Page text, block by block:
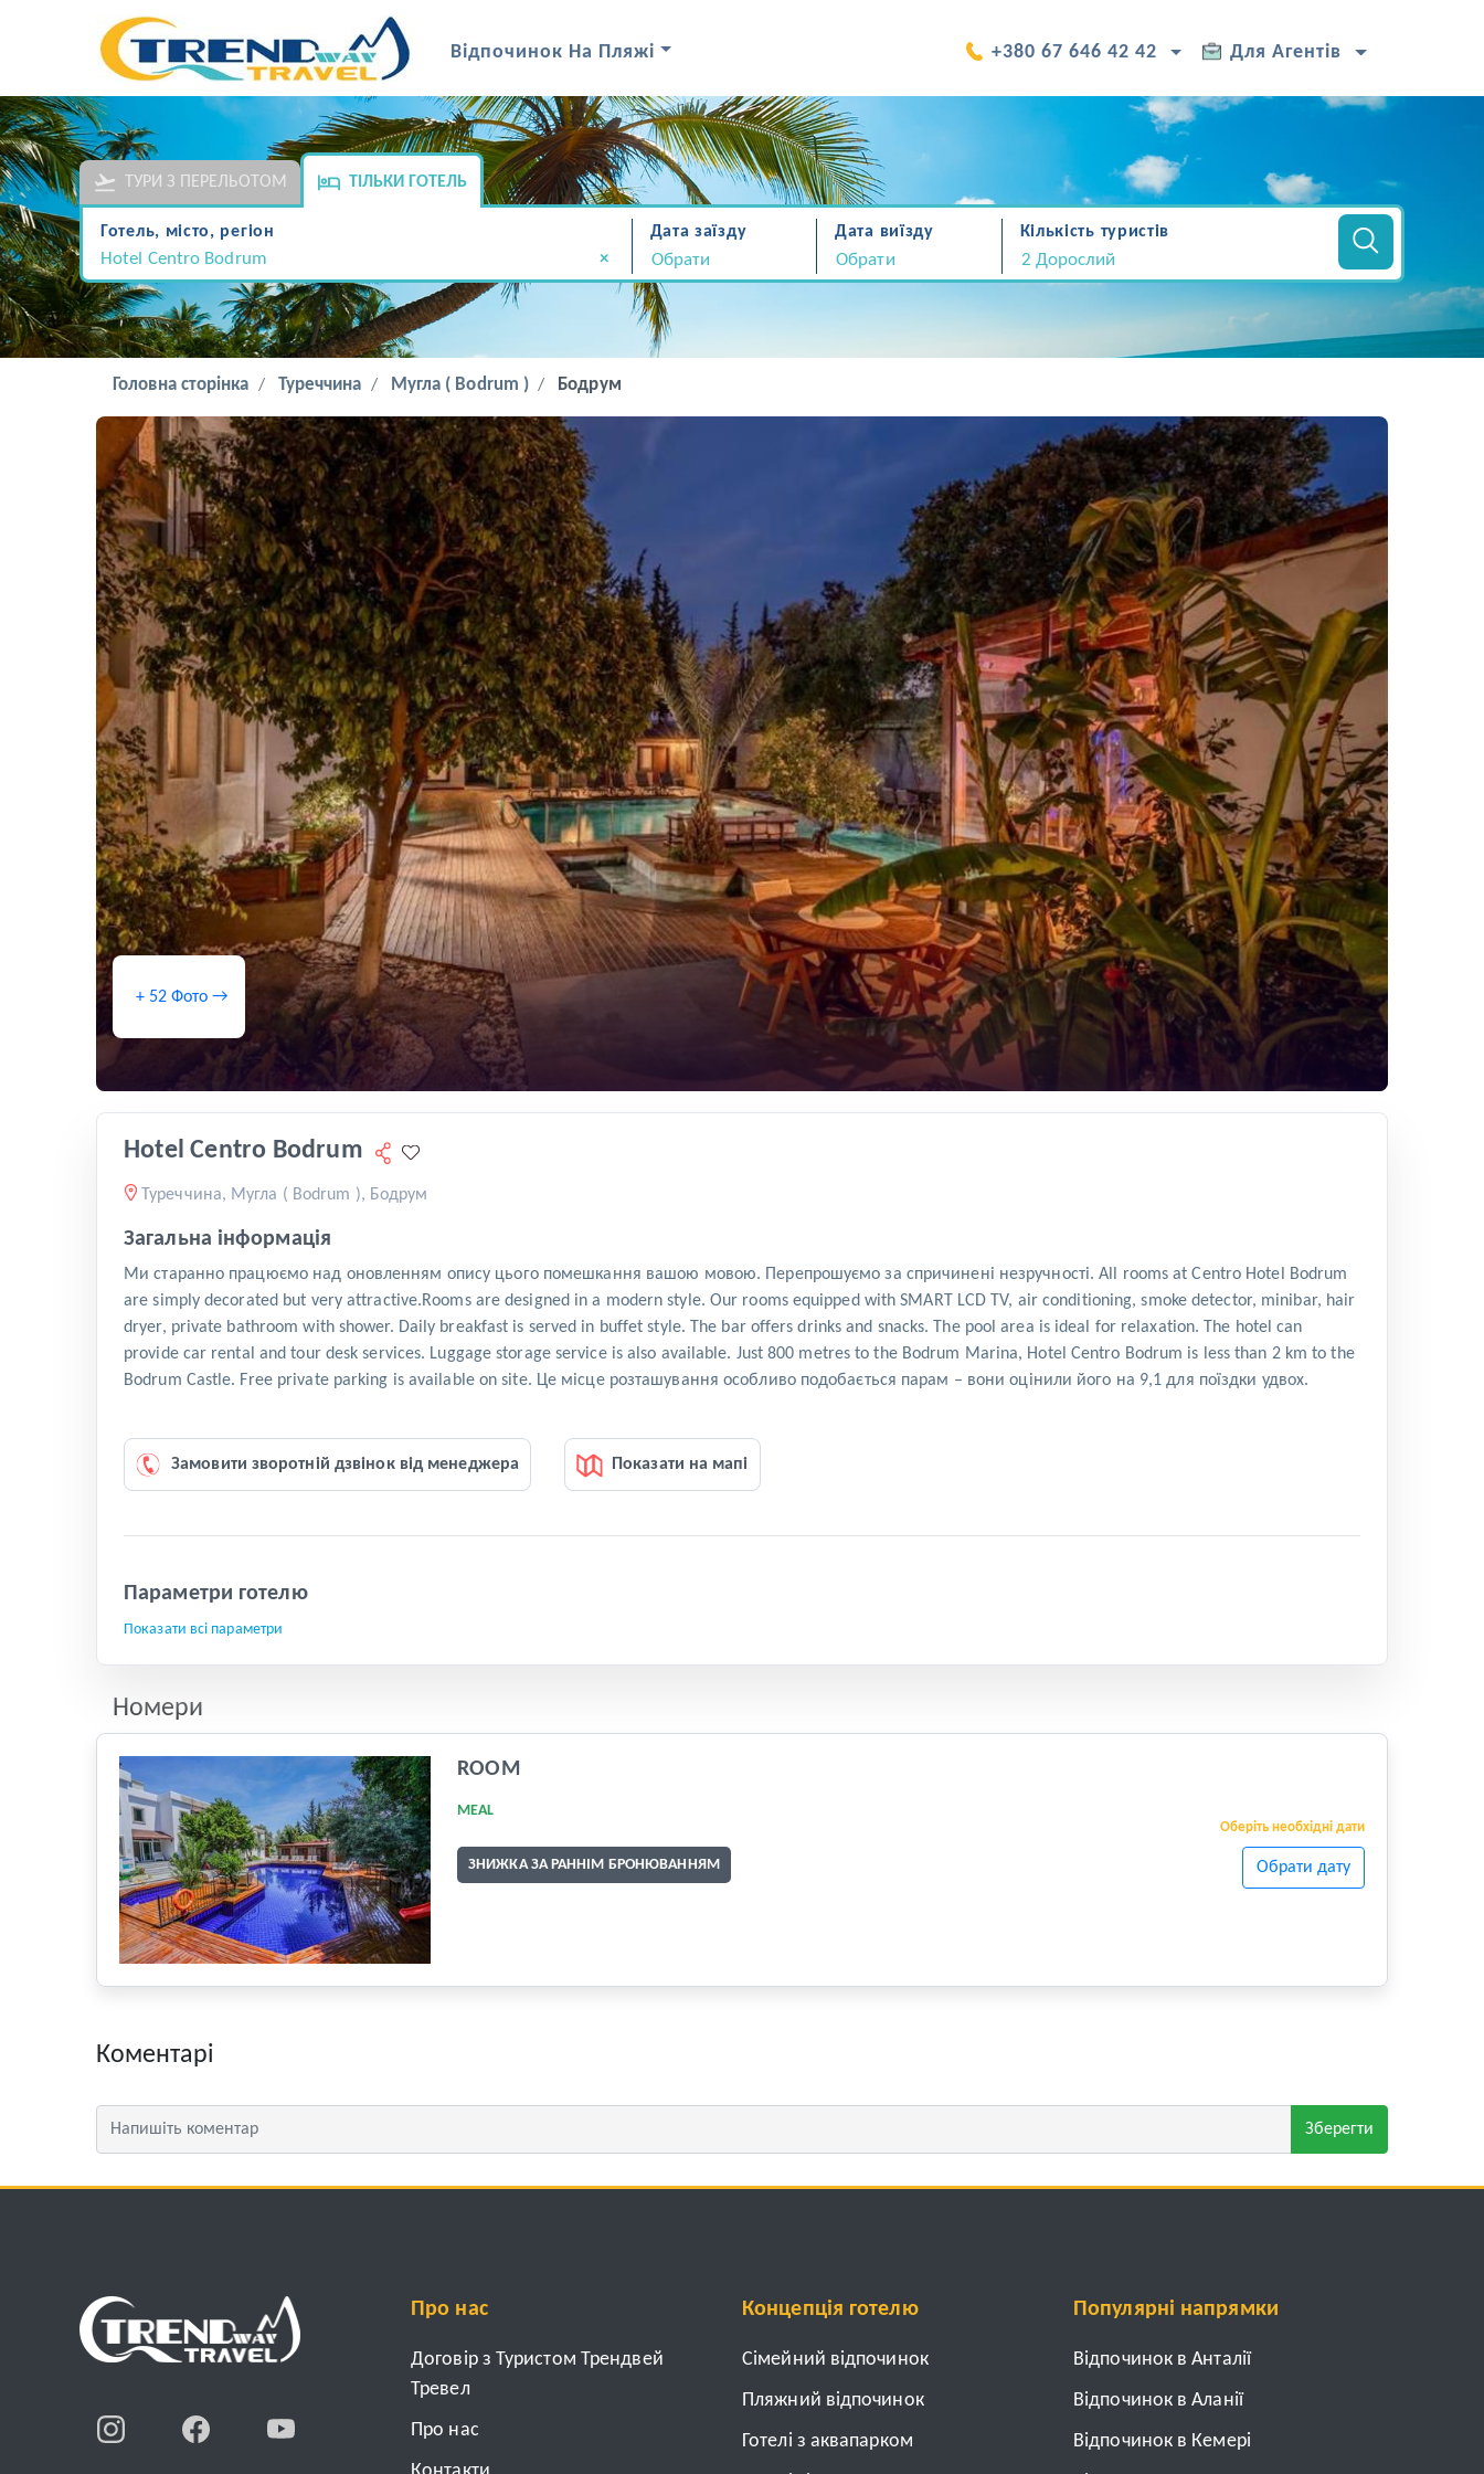
Відпочинок На Пляжі +380 67 646 42 42 Для Агентів
ТУРИ З ПЕРЕЛЬОТОМ ТІЛЬКИ ГОТЕЛЬ
Готель, місто, регіон
×
Hotel Centro Bodrum
Дата заїзду Дата виїзду Кількість туристів
Головна сторінка Туреччина Мугла ( Bodrum ) Бодрум
+ 52 Фото →
Hotel Centro Bodrum
Туреччина, Мугла ( Bodrum ), Бодрум
Загальна інформація
Ми старанно працюємо над оновленням опису цього помешкання вашою мовою. Перепрошуємо за спричинені незручності. All rooms at Centro Hotel Bodrum
are simply decorated but very attractive.Rooms are designed in a modern style. Our rooms equipped with SMART LCD TV, air conditioning, smoke detector, minibar, hair
dryer, private bathroom with shower. Daily breakfast is served in buffet style. The bar offers drinks and snacks. The pool area is ideal for relaxation. The hotel can
provide car rental and tour desk services. Luggage storage service is also available. Just 800 metres to the Bodrum Marina, Hotel Centro Bodrum is less than 2 km to the
Bodrum Castle. Free private parking is available on site. Це місце розташування особливо подобається парам – вони оцінили його на 9,1 для поїздки удвох.
Замовити зворотній дзвінок від менеджера Показати на мапі
Параметри готелю
Показати всі параметри
Номери
ROOM
MEAL
ЗНИЖКА ЗА РАННІМ БРОНЮВАННЯМ
Оберіть необхідні дати
Обрати дату
Коментарі
Зберегти
Про нас
Договір з Туристом Трендвей
Тревел
Про нас
Концепція готелю
Cімейний відпочинок
Пляжний відпочинок
Готелі з аквапарком
Популярні напрямки
Відпочинок в Анталії
Відпочинок в Аланії
Відпочинок в Кемері